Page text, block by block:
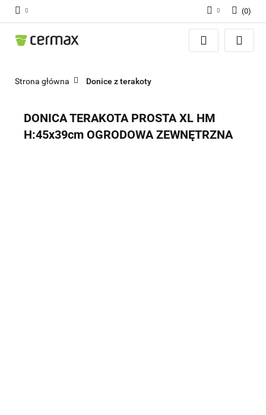
Zaloguj się
(0)
Strona główna Donice z terakoty
DONICA TERAKOTA PROSTA XL HM
H:45x39cm OGRODOWA ZEWNĘTRZNA